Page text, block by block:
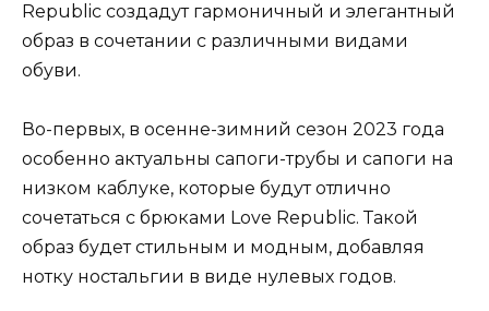
Republic создадут гармоничный и элегантный
образ в сочетании с различными видами
обуви.
Во-первых, в осенне-зимний сезон 2023 года
особенно актуальны сапоги-трубы и сапоги на
низком каблуке, которые будут отлично
сочетаться с брюками Love Republic. Такой
образ будет стильным и модным, добавляя
нотку ностальгии в виде нулевых годов.